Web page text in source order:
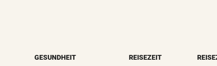
GESUNDHEIT REISEZEIT